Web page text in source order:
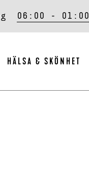
06:00 - 01:00
HÄLSA & SKÖNHET